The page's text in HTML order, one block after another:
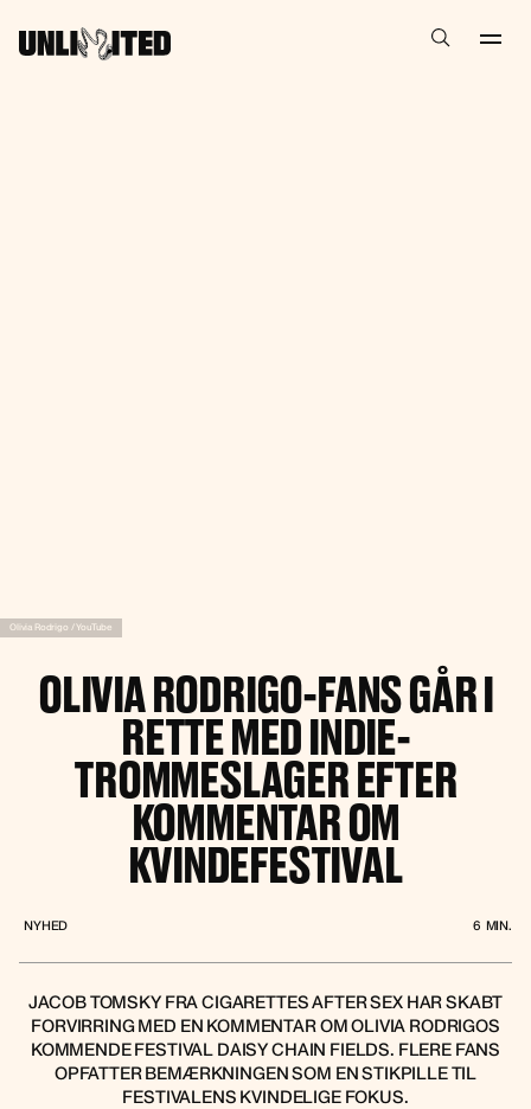
Olivia Rodrigo / YouTube
OLIVIA RODRIGO-FANS GÅR I
RETTE MED INDIE-
TROMMESLAGER EFTER
KOMMENTAR OM
KVINDEFESTIVAL
NYHED 6 MIN.
JACOB TOMSKY FRA CIGARETTES AFTER SEX HAR SKABT
FORVIRRING MED EN KOMMENTAR OM OLIVIA RODRIGOS
KOMMENDE FESTIVAL DAISY CHAIN FIELDS. FLERE FANS
OPFATTER BEMÆRKNINGEN SOM EN STIKPILLE TIL
FESTIVALENS KVINDELIGE FOKUS.